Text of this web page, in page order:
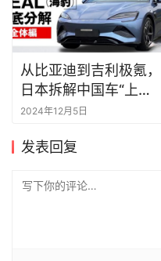
从比亚迪到吉利极氪，
日本拆解中国车“上瘾”
了
2024年12月5日
发表回复